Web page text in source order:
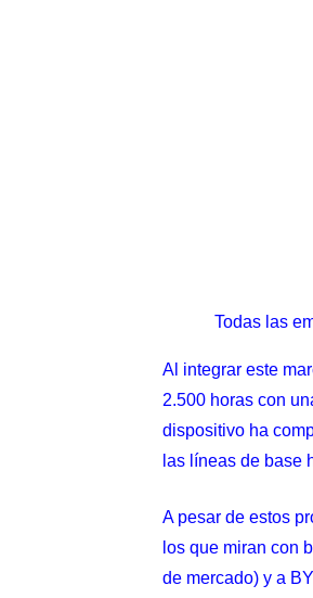
Todas las
Al integrar este
2.500 horas con
dispositivo ha
las líneas de base
A pesar de estos
los que miran con
de mercado) y a